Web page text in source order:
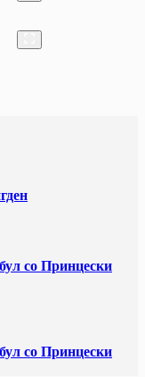
со Принцески
со Принцески